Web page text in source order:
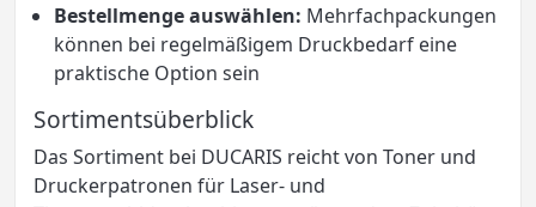
Bestellmenge auswählen: Mehrfachpackungen
können bei regelmäßigem Druckbedarf eine
praktische Option sein
Sortimentsüberblick
Das Sortiment bei DUCARIS reicht von Toner und
Druckerpatronen für Laser- und